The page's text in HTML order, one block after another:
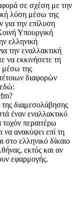
σε σχέση με την
λύση μέσω της
για την επίλυση
Υπουργική
ελληνική
την εναλλακτική
να εκκινήσετε τη
μέσω της
διαφορών
διαμεσολάβησης
έναν εναλλακτικό
περαιτέρω
να ανακύψει επί τη
ελληνικό δίκαιο
εκτός και αν
εφαρμογής.